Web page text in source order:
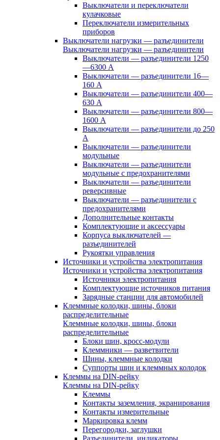
Выключатели и переключатели
кулачковые
Переключатели измерительных
приборов
Выключатели нагрузки — разъединители
Выключатели нагрузки — разъединители
Выключатели — разъединители 1250
—6300 А
Выключатели — разъединители 16—
160 А
Выключатели — разъединители 400—
630 А
Выключатели — разъединители 800—
1600 А
Выключатели — разъединители до 250
А
Выключатели — разъединители
модульные
Выключатели — разъединители
модульные с предохранителями
Выключатели — разъединители
реверсивные
Выключатели — разъединители с
предохранителями
Дополнительные контакты
Комплектующие и аксессуары
Корпуса выключателей —
разъединителей
Рукоятки управления
Источники и устройства электропитания
Источники и устройства электропитания
Источники электропитания
Комплектующие источников питания
Зарядные станции для автомобилей
Клеммные колодки, шины, блоки
распределительные
Клеммные колодки, шины, блоки
распределительные
Блоки шин, кросс-модули
Клеммники — разветвители
Шины, клеммные колодки
Суппорты шин и клеммных колодок
Клеммы на DIN-рейку
Клеммы на DIN-рейку
Клеммы
Контакты заземления, экранирования
Контакты измерительные
Маркировка клемм
Перегородки, заглушки
Разъединители, индикаторы